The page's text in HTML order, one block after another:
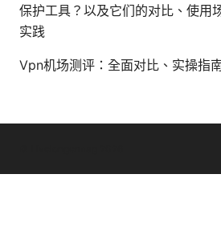
保护工具？以及它们的对比、使用
实践
Vpn机场测评：全面对比、实操指